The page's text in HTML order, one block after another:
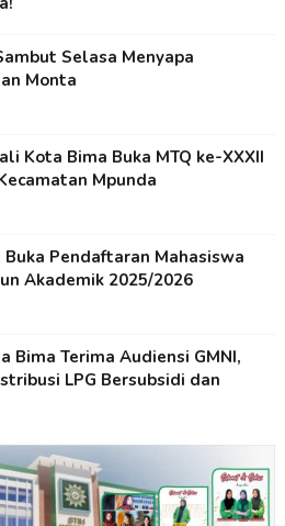
Selasa Menyapa
Monta
Kota Bima Buka MTQ ke-XXXII
Mpunda
Buka Pendaftaran Mahasiswa
Akademik 2025/2026
Bima Terima Audiensi GMNI,
LPG Bersubsidi dan